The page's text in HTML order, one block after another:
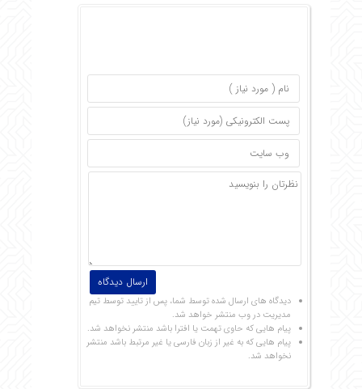
دیدگاه های ارسال شده توسط شما، پس از تایید توسط تیم
مدیریت در وب منتشر خواهد شد.
پیام هایی که حاوی تهمت یا افترا باشد منتشر نخواهد شد.
پیام هایی که به غیر از زبان فارسی یا غیر مرتبط باشد منتشر
نخواهد شد.